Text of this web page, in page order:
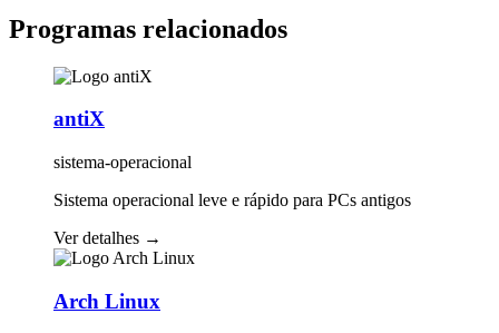
Programas relacionados
antiX
sistema-operacional
Sistema operacional leve e rápido para PCs antigos
Ver detalhes →
Arch Linux